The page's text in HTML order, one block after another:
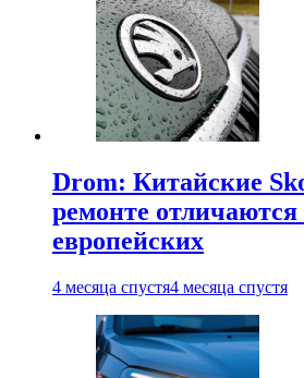
Drom: Китайские
ремонте отличаются
европейских
4 месяца спустя4 месяца спустя